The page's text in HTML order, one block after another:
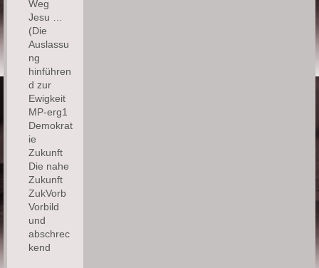
Weg
Jesu …
(Die
Auslassu
ng
hinführen
d zur
Ewigkeit
MP-erg1
Demokrat
ie
Zukunft
Die nahe
Zukunft
ZukVorb
Vorbild
und
abschrec
kend